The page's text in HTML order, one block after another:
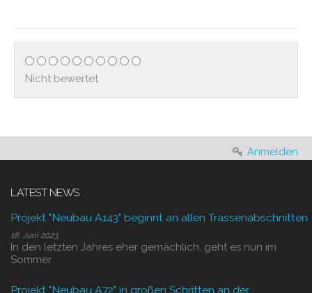
Nicht bewertet
Anmelden
LATEST NEWS
Projekt "Neubau A143" beginnt an allen Trassenabschnitten
18. Juni 2023
In den letzten Jahres eher gemächlich, geht es nun im
Sommer
Projekt "Neubau A72" in großen Schritten an der